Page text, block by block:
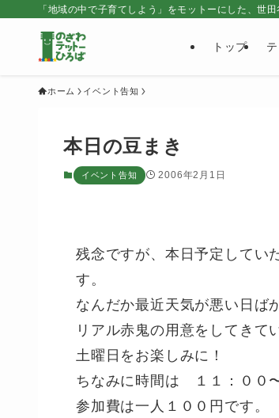
「地域の中で子育てしよう」をモットーにした、世
トップ
ホーム イベント告知
本日の豆まき
イベント告知 2006年2月1日
残念ですが、本日予定してい
す。
なんだか最近天気が悪い日ば
リアル赤鬼の用意をしてきて
土曜日をお楽しみに！
ちなみに時間は １１：００
参加費は一人１００円です。